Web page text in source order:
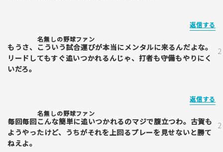
返信する
名無しの野球ファン
もうさ、こういう試合運びが本当にメンタルに来るんだよな。
リードしてもすぐ追いつかれるんじゃ、打者も守備もやりにく
いだろ。
返信する
名無しの野球ファン
毎回毎回こんな簡単に追いつかれるのマジで腹立つわ。古賀も
ようやったけど、うちがそれを上回るプレーを見せないと勝て
ねえよ。